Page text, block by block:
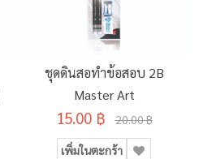
ชุดดินสอทำข้อสอบ 2B
Master Art
15.00 ฿ 20.00 ฿
เพิ่มในตะกร้า